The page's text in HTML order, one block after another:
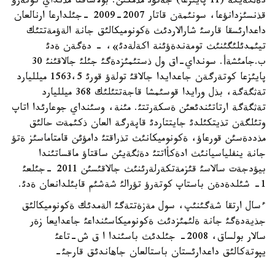
قذنسئزدانؤعا، سونئمةن قاتار 2007-2009 -جئلدارعا ارنالعان
داعدارئسقا قارسئ شارالاردئث ةكونوميكالئق جانة الةؤمةتتئك
تيئمدئلئگئنئث تومةندةؤئنة اكةلةدئ»، - دةگةن ةدئ
ب.جامئشةأ. سونداي-اق ول ذستئمئزدةگئ جئلئ جالاقئنئ 30
پايئزعا كوتةرگةن جاعدايدا جالاقئ تولةؤ قورئ 1563،5 ميلليارد
تةثگةگة، بذل ورايدا قوسئمشا قاجةتتئلئك 368 ميلليارد
تةثگةگة ارتاتئندئعئن ةسكةرتتئ. مئنة، وسئنداي جوعارئدا اتاپ
وتئلگةن تذيتكئلدئ جايتتاردئ قاپةرگة العان ذكئمةت حالئق
مذددةسئن قورعاؤ، ةكونوميكانئث تذراقتئ دامؤئن قامتاماسئز ةتؤ
جانة ينفلياسيانئث ادةكأاتتئ دةثگةيئن ساقتاؤ ماقساتئندا
بيؤدجةت سالاسئ قئزمةتكةرلةرئنئث جالاقئسئن 2011 -جئلعئ
1- شئلدةدةن باستاپ كوتةرؤ تؤرالئ شةشئم قابئلدانعان ةدئ.
ءسال ارتقا شةگئنئپ، سول مةزةتتةگئ الةمدئك ةكونوميكالئق
جذيةدةگئ جانة ةلئمئزدئث ةكونوميكاسئنداعئ جاعدايعا زةر
سالار بولساق، 2008- جئلدئث باسئندا ا ق ش-تاعئ
يپوتةكالئق داعدارئستان باستالعان جاهاندئق قارجئ-